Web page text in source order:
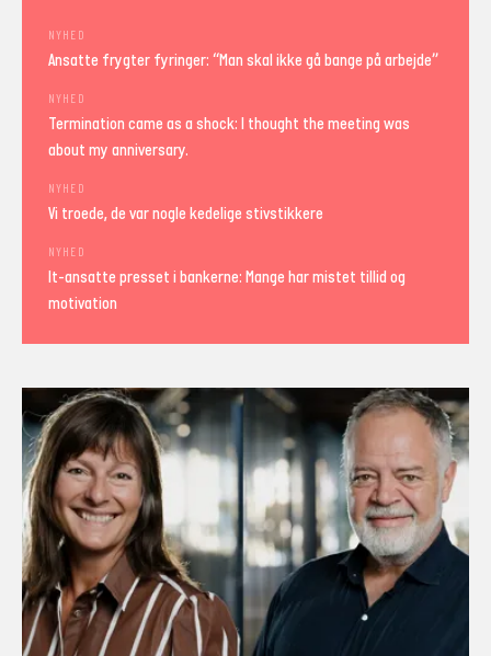
NYHED
Ansatte frygter fyringer: “Man skal ikke gå bange på arbejde”
NYHED
Termination came as a shock: I thought the meeting was
about my anniversary.
NYHED
Vi troede, de var nogle kedelige stivstikkere
NYHED
It-ansatte presset i bankerne: Mange har mistet tillid og
motivation